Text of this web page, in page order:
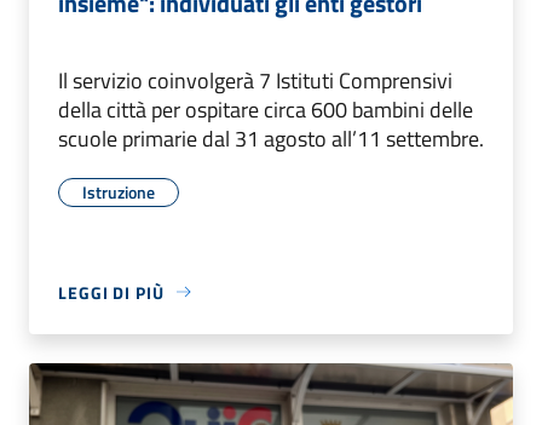
Il servizio coinvolgerà 7 Istituti Comprensivi
della città per ospitare circa 600 bambini delle
scuole primarie dal 31 agosto all’11 settembre.
Istruzione
LEGGI DI PIÙ